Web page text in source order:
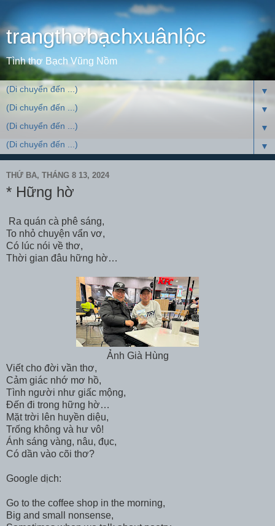
trangthơbạchxuânlộc
Tình thơ Bạch Vũng Nồm
▼
▼
▼
▼
THỨ BA, THÁNG 8 13, 2024
* Hững hờ
Ra quán cà phê sáng,
To nhỏ chuyện vẩn vơ,
Có lúc nói về thơ,
Thời gian đâu hững hờ…
Ảnh Già Hùng
Viết cho đời vần thơ,
Cảm giác nhớ mơ hồ,
Tình người như giấc mộng,
Đến đi trong hững hờ…
Mặt trời lên huyền diệu,
Trống không và hư vô!
Ánh sáng vàng, nâu, đục,
Có dần vào cõi thơ?
Google dịch:
Go to the coffee shop in the morning,
Big and small nonsense,